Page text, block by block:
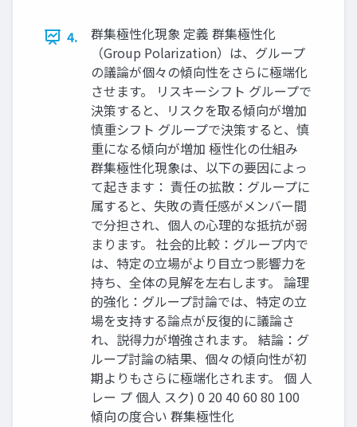
4.
群集極性化現象 定義 群集極性化
（Group Polarization）は、グループ
の議論が個々の傾向性をさらに極端化
させます。 リスキーシフト グループで
決策すると、リスクを取る傾向が増加
慎重シフト グループで決策すると、慎
重になる傾向が増加 極性化の仕組み
群集極性化現象は、以下の要因によっ
て起きます： 責任の拡散：グループに
属すると、失敗の責任感がメンバー間
で分担され、個人の心理的な抵抗が弱
まります。 社会的比較：グループ内で
は、特定の立場がより目立つ影響力を
持ち、全体の見解を左右します。 論理
的強化：グループ討論では、特定の立
場を支持する論点が反復的に議論さ
れ、説得力が増強されます。 結論：グ
ループ討論の結果、個々の傾向性が初
期よりもさらに極端化されます。 個 人
レー プ 個人 スク) 0 20 40 60 80 100
傾向の度合い 群集極性化